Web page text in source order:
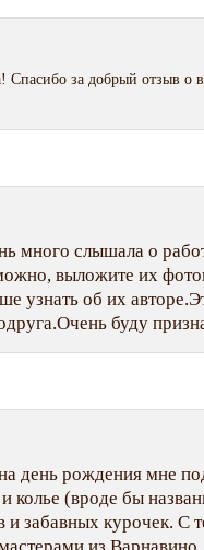
Спасибо за добрый отзыв о
много слышала о
выложите их
узнать об их
буду
день рождения мне
колье (вроде бы
и забавных курочек. С